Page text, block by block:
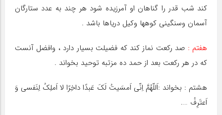
کند شب قدر را گناهان او آمرزیده شود هر چند به عدد ستارگان
آسمان وسنگینی کوهها وکیل دریاها باشد .
هفتم : صد رکعت نماز کند که فضیلت بسیار دارد ، وافضل آنست
که در هر رکعت بعد از حمد ده مزتبه توحید بخواند .
هشتم : بخواند :اَللّهُمَّ اِنّی اَمسَیتُ لَکَ عَبدًا داخِرًا لا اَملِکُ لِنَفسی وَ
اَعتَرِفُ ….